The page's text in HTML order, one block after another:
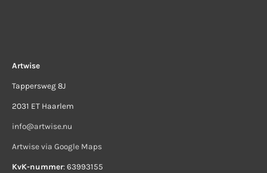
Artwise
Tappersweg 8J
2031 ET Haarlem
info@artwise.nu
Artwise via Google Maps
KvK-nummer: 63993155